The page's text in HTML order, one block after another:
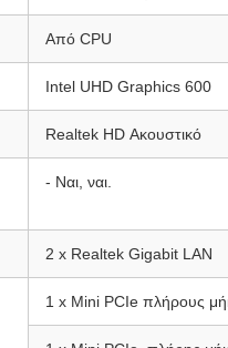
Από CPU
Intel UHD Graphics 600
Realtek HD Ακουστικό
- Ναι, ναι.
2 x Realtek Gigabit LAN
1 x Mini PCIe πλήρους